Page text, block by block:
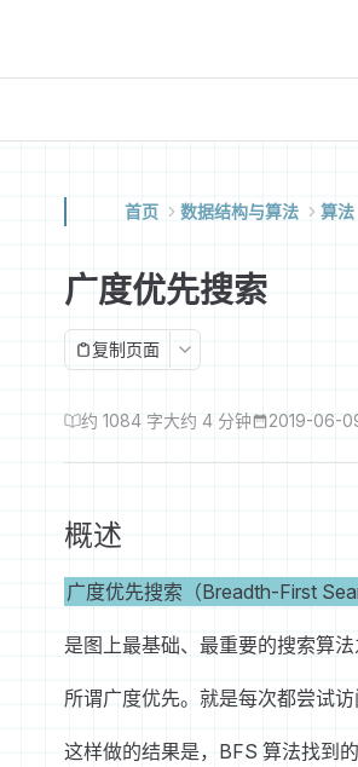
首页 数据结构与算法 算法
广度优先搜索
复制页面
约 1084 字大约 4 分钟 2019-06-
概述
广度优先搜索（Breadth-First
是图上最基础、最重要的搜索算法
所谓广度优先。就是每次都尝试
这样做的结果是，BFS 算法找到